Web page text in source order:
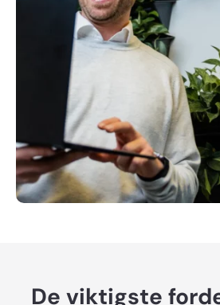
De viktigste